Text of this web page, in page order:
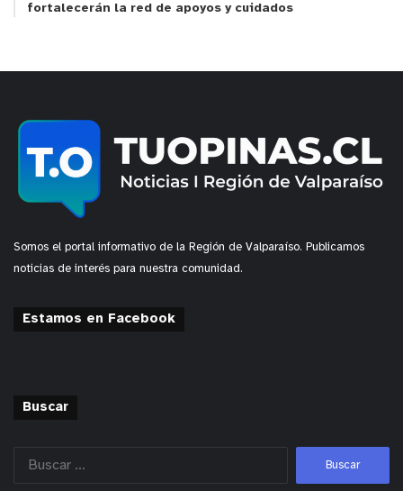
fortalecerán la red de apoyos y cuidados
Somos el portal informativo de la Región de Valparaíso. Publicamos
noticias de interés para nuestra comunidad.
Estamos en Facebook
Buscar